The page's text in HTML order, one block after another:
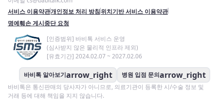
서비스 이용약관개인정보 처리 방침위치기반 서비스 이용약관
명예훼손 게시중단 요청
[인증범위] 바비톡 서비스 운영
(심사받지 않은 물리적 인프라 제외)
[유효기간] 2024.02.07 ~ 2027.02.06
바비톡 알아보기arrow_right 병원 입점 문의arrow_right
바비톡은 통신판매의 당사자가 아니므로, 의료기관이 등록한 시/수술 정보 및
거래 등에 대해 책임을 지지 않습니다.